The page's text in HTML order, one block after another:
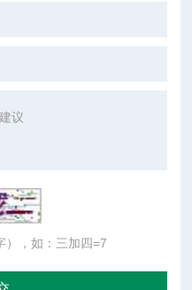
），如：三加四=7